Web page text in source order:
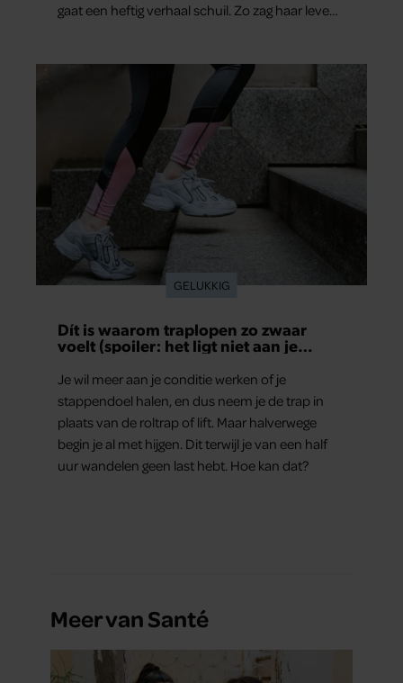
gaat een heftig verhaal schuil. Zo zag haar leven
GELUKKIG
Dít is waarom traplopen zo zwaar
voelt (spoiler: het ligt niet aan je
Je wil meer aan je conditie werken of je
stappendoel halen, en dus neem je de trap in
plaats van de roltrap of lift. Maar halverwege
begin je al met hijgen. Dit terwijl je van een half
uur wandelen geen last hebt. Hoe kan dat?
Meer van Santé